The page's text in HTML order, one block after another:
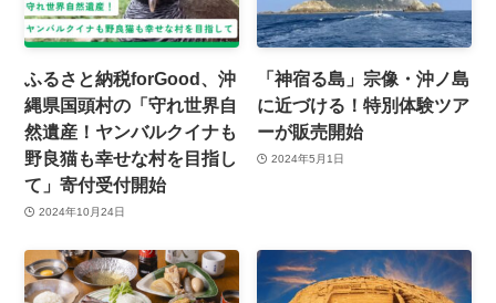
ふるさと納税forGood、沖
縄県国頭村の「守れ世界自
然遺産！ヤンバルクイナも
野良猫も幸せな村を目指し
て」寄付受付開始
2024年10月24日
「神宿る島」宗像・沖ノ島
に近づける！特別体験ツア
ーが販売開始
2024年5月1日